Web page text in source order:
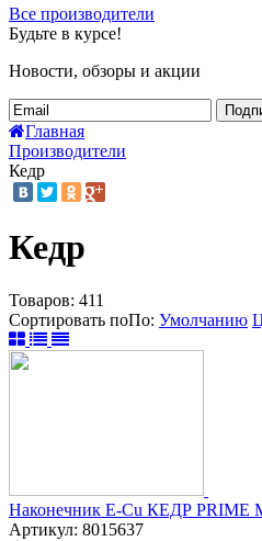
Все производители
Будьте в курсе!
Новости, обзоры и акции
Главная
Производители
Кедр
Кедр
Товаров: 411
Сортировать поПо: Умолчанию
Наконечник E-Cu КЕДР PRIME
Артикул: 8015637